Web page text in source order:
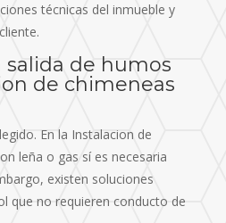
técnicas del inmueble y
salida de humos
de chimeneas
En la Instalacion de
leña o gas sí es necesaria
existen soluciones
que no requieren conducto de